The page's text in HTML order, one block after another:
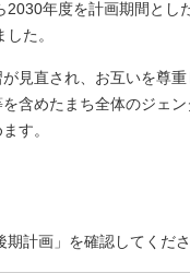
年度を計画期間とし
た。
見直され、お互いを尊
含めたまち全体のジェン
す。
計画」を確認してくださ